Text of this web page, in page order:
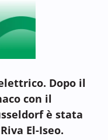
Dopo il
con il
è stata
El-Iseo.